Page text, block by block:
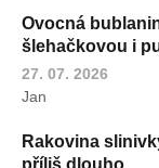
Ovocná
šlehačkovou i
27. 07. 2026
Jan
Rakovina
příliš dlouho